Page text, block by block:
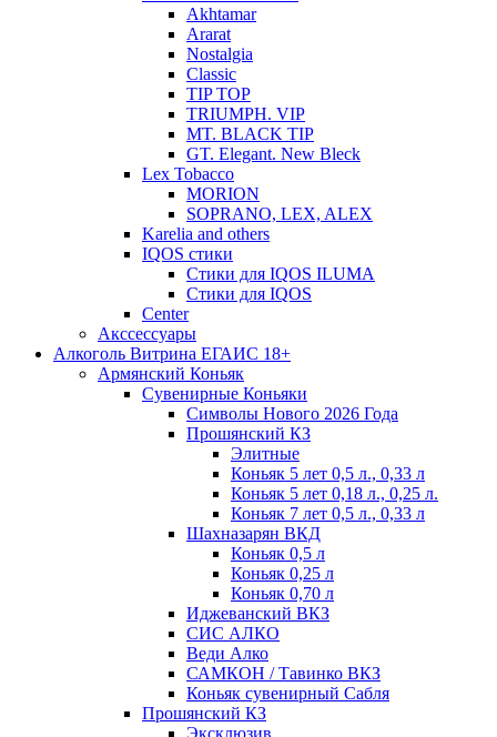
Akhtamar
Ararat
Nostalgia
Classic
TIP TOP
TRIUMPH. VIP
MT. BLACK TIP
GT. Elegant. New Bleck
Lex Tobacco
MORION
SOPRANO, LEX, ALEX
Karelia and others
IQOS стики
Стики для IQOS ILUMA
Стики для IQOS
Сenter
Акссессуары
Алкоголь Витрина ЕГАИС 18+
Армянский Коньяк
Сувенирные Коньяки
Символы Нового 2026 Года
Прошянский КЗ
Элитные
Коньяк 5 лет 0,5 л., 0,33 л
Коньяк 5 лет 0,18 л., 0,25 л.
Коньяк 7 лет 0,5 л., 0,33 л
Шахназарян ВКД
Коньяк 0,5 л
Коньяк 0,25 л
Коньяк 0,70 л
Иджеванский ВКЗ
СИС АЛКО
Веди Алко
САМКОН / Тавинко ВКЗ
Коньяк сувенирный Сабля
Прошянский КЗ
Эксклюзив